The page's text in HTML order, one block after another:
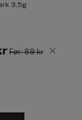
3,5g
Før: 89 kr